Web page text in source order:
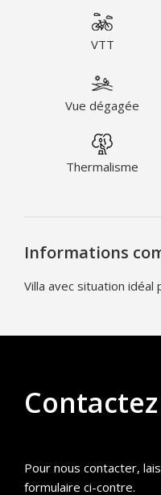
VTT
Vue dégagée
Thermalisme
Informations
Villa avec situation idéal
Pour nous contacter,
formulaire ci-contre.